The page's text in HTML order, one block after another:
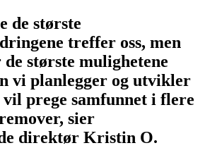
de største
treffer oss, men
de største mulighetene
vi planlegger og utvikler
vil prege samfunnet i flere
sier
direktør Kristin O.